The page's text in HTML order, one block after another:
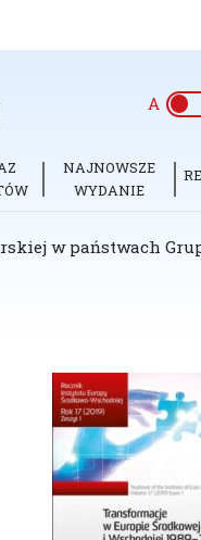
A
NAJNOWSZE
WYDANIE
w państwach